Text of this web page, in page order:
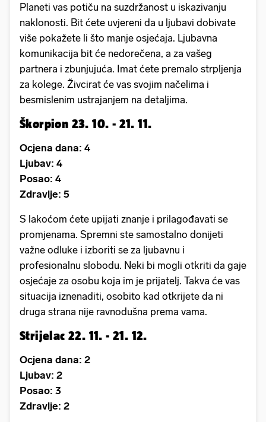
Planeti vas potiču na suzdržanost u iskazivanju
naklonosti. Bit ćete uvjereni da u ljubavi dobivate
više pokažete li što manje osjećaja. Ljubavna
komunikacija bit će nedorečena, a za vašeg
partnera i zbunjujuća. Imat ćete premalo strpljenja
za kolege. Živcirat će vas svojim načelima i
besmislenim ustrajanjem na detaljima.
Škorpion 23. 10. - 21. 11.
Ocjena dana: 4
Ljubav: 4
Posao: 4
Zdravlje: 5
S lakoćom ćete upijati znanje i prilagođavati se
promjenama. Spremni ste samostalno donijeti
važne odluke i izboriti se za ljubavnu i
profesionalnu slobodu. Neki bi mogli otkriti da gaje
osjećaje za osobu koja im je prijatelj. Takva će vas
situacija iznenaditi, osobito kad otkrijete da ni
druga strana nije ravnodušna prema vama.
Strijelac 22. 11. - 21. 12.
Ocjena dana: 2
Ljubav: 2
Posao: 3
Zdravlje: 2